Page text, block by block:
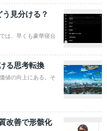
見分ける？
は、早くも豪華寝台
る思考転換
値の向上にある。そ
改善で形骸化